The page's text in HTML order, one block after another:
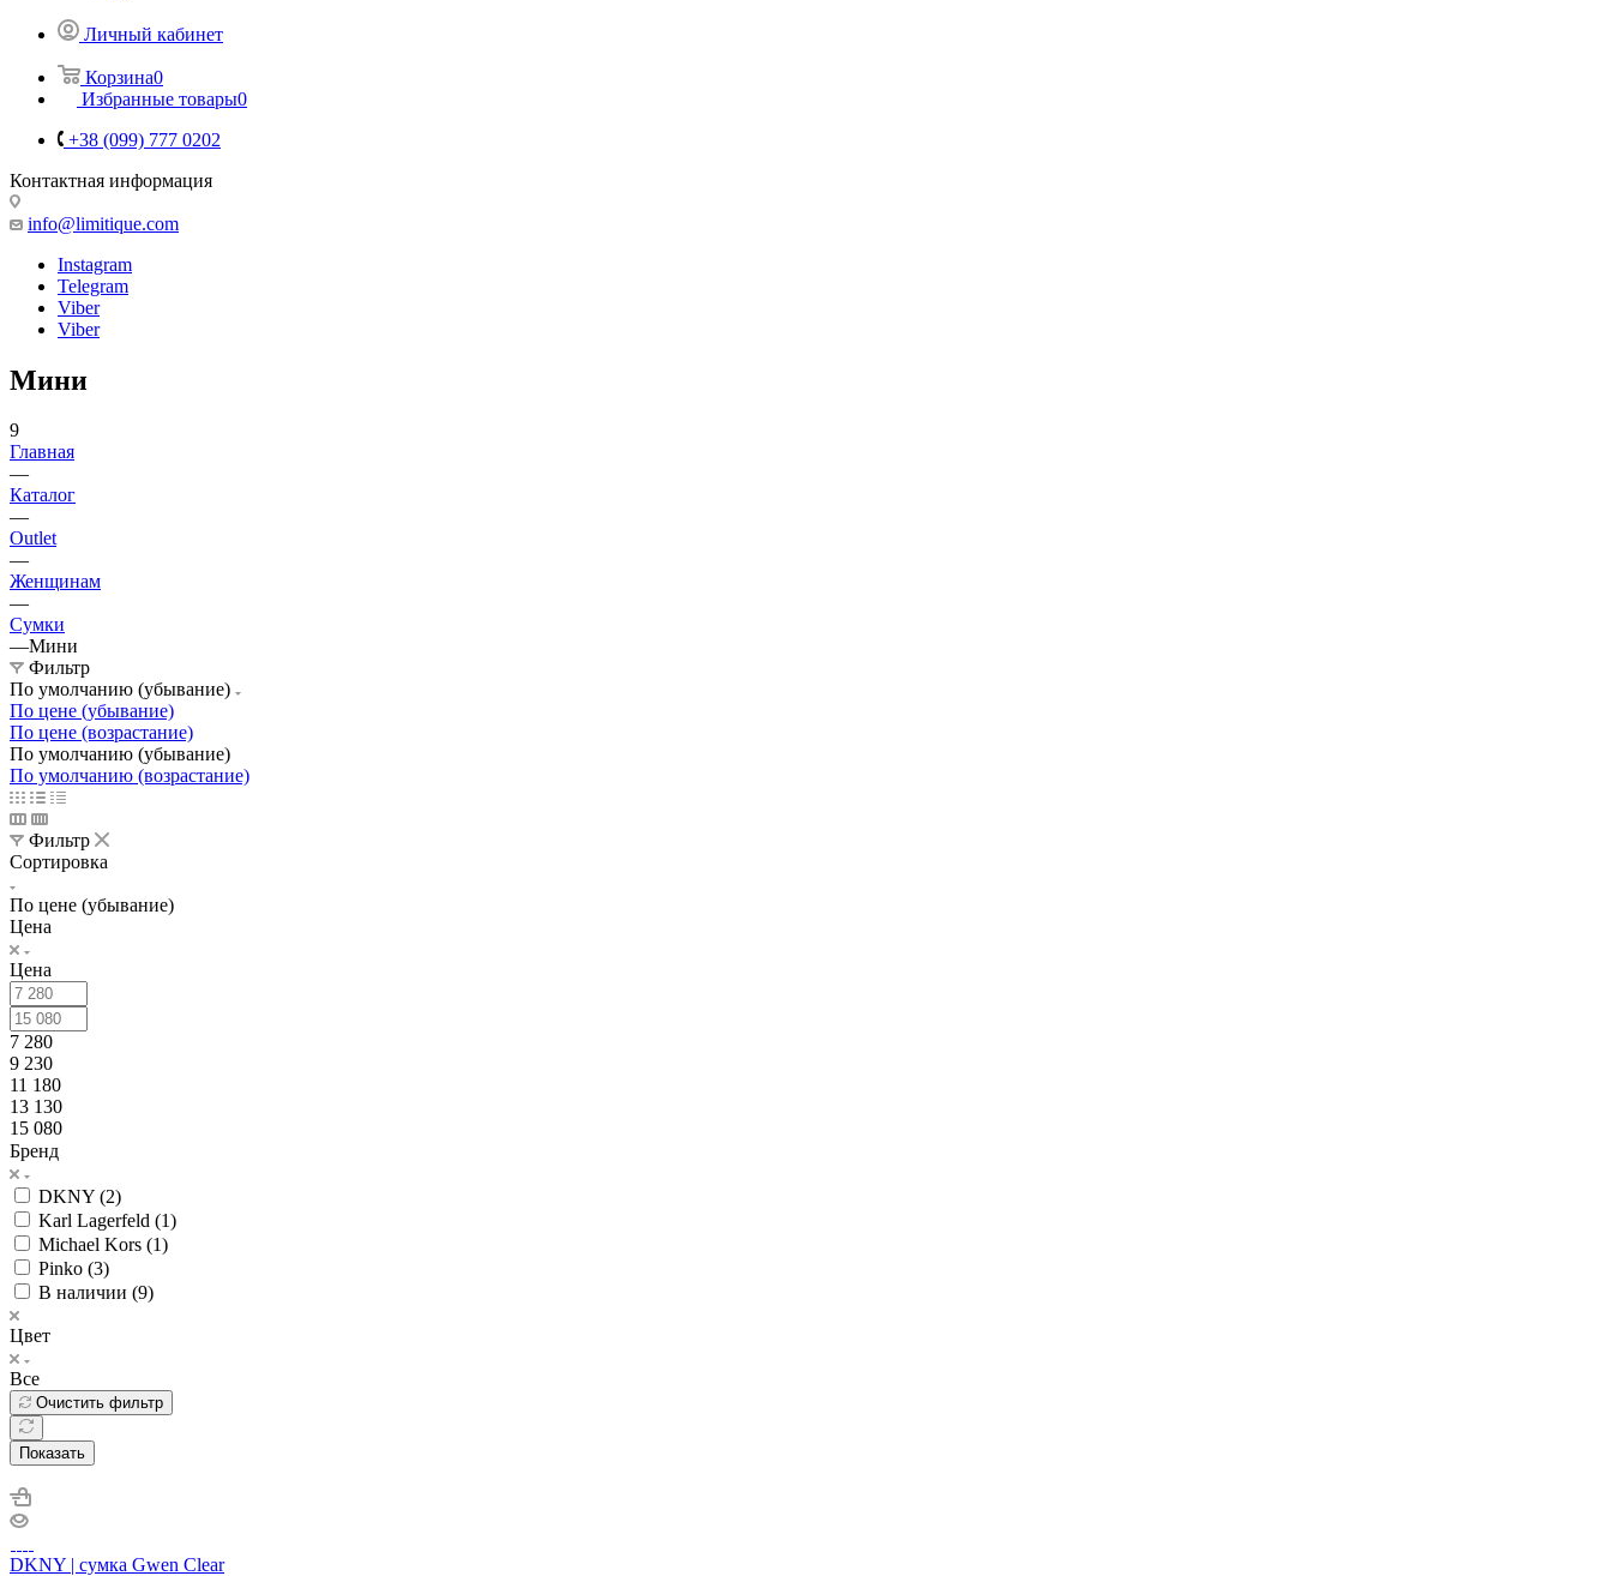
Личный кабинет
Корзина0
Избранные товары0
+38 (099) 777 0202
Контактная информация
info@limitique.com
Instagram
Telegram
Viber
Viber
Мини
9
Главная
—
Каталог
—
Outlet
—
Женщинам
—
Сумки
—Мини
Фильтр
По умолчанию (убывание)
По цене (убывание)
По цене (возрастание)
По умолчанию (убывание)
По умолчанию (возрастание)
Фильтр
Сортировка
По цене (убывание)
Цена
Цена
7 280
9 230
11 180
13 130
15 080
Бренд
DKNY (2)
Karl Lagerfeld (1)
Michael Kors (1)
Pinko (3)
В наличии (9)
Цвет
Все
Очистить фильтр
Показать
DKNY | сумка Gwen Clear